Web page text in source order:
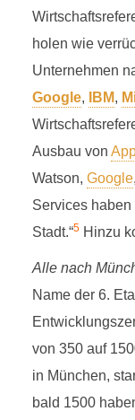
holen wie
Unternehmen
Google, IBM,
Ausbau von
Watson, Google
Services
Stadt.“5Hinzu
Alle nach
Name der 6.
von 350 auf
in München,
bald 1500